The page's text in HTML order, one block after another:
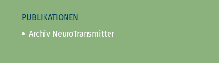
PUBLIKATIONEN
Archiv NeuroTransmitter